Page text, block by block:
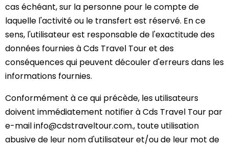
cas échéant, sur la personne pour le compte de
laquelle l'activité ou le transfert est réservé. En ce
sens, l'utilisateur est responsable de l'exactitude des
données fournies à Cds Travel Tour et des
conséquences qui peuvent découler d'erreurs dans les
informations fournies.
Conformément à ce qui précède, les utilisateurs
doivent immédiatement notifier à Cds Travel Tour par
e-mail info@cdstraveltour.com., toute utilisation
abusive de leur nom d'utilisateur et/ou de leur mot de